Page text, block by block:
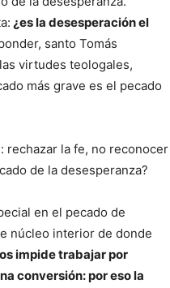
¿es la desesperación el
santo Tomás
virtudes teologales,
más grave es el pecado
rechazar la fe, no reconocer
de la desesperanza?
en el pecado de
núcleo interior de donde
impide trabajar por
conversión: por eso la